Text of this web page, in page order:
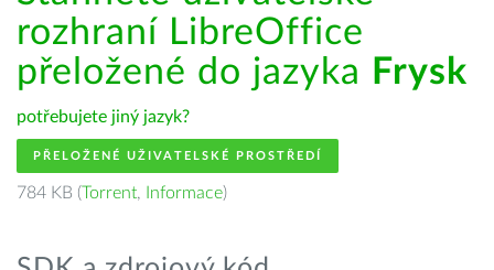
rozhraní LibreOffice
přeložené do jazyka Frysk
potřebujete jiný jazyk?
PŘELOŽENÉ UŽIVATELSKÉ PROSTŘEDÍ
784 KB (Torrent, Informace)